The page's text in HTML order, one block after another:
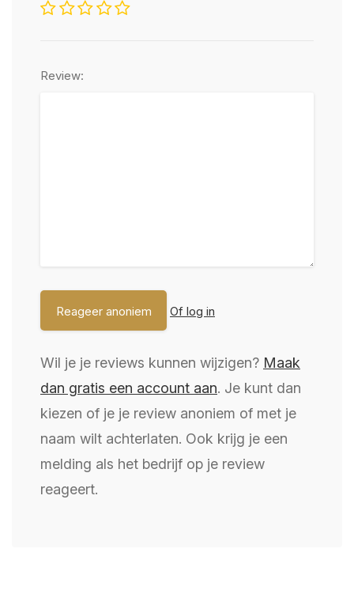
Review:
Of log in
Wil je je reviews kunnen wijzigen? Maak
dan gratis een account aan. Je kunt dan
kiezen of je je review anoniem of met je
naam wilt achterlaten. Ook krijg je een
melding als het bedrijf op je review
reageert.